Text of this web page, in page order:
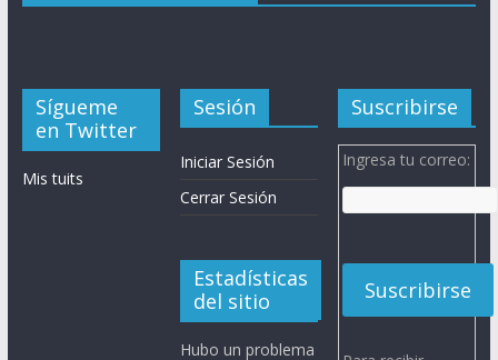
Sígueme
en Twitter
Mis tuits
Sesión
Iniciar Sesión
Cerrar Sesión
Estadísticas
del sitio
Hubo un problema
Suscribirse
Ingresa tu correo: